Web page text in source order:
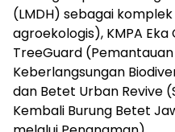
(LMDH) sebagai
agroekologis), KMPA
TreeGuard
Keberlangsungan
dan Betet Urban Revive
Kembali Burung Betet